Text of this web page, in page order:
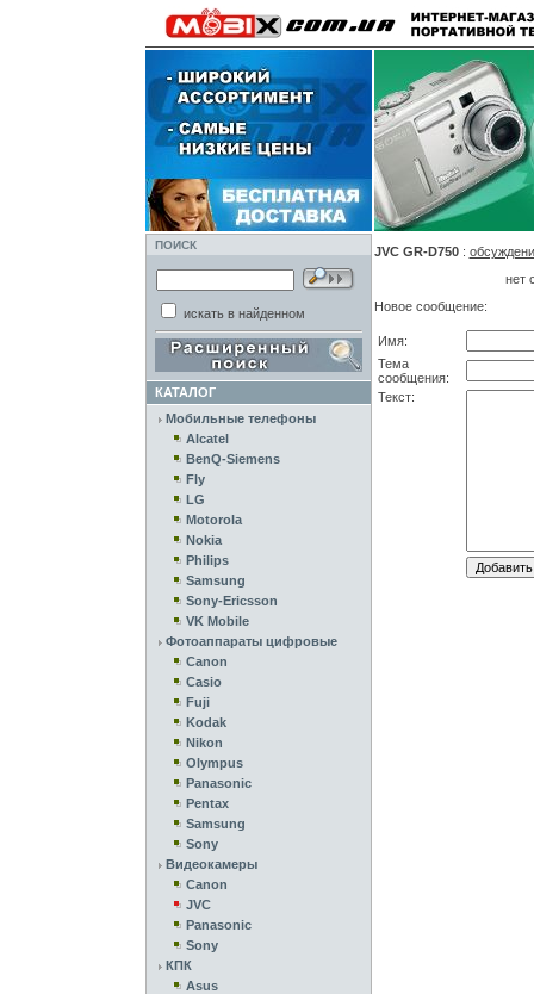
ПОИСК
искать в найденном
КАТАЛОГ
Мобильные телефоны
Alcatel
BenQ-Siemens
Fly
LG
Motorola
Nokia
Philips
Samsung
Sony-Ericsson
VK Mobile
Фотоаппараты цифровые
Canon
Casio
Fuji
Kodak
Nikon
Olympus
Panasonic
Pentax
Samsung
Sony
Видеокамеры
Canon
JVC
Panasonic
Sony
КПК
Asus
JVC GR-D750:
нет
Новое сообщение:
Имя:
Тема
сообщения:
Текст: